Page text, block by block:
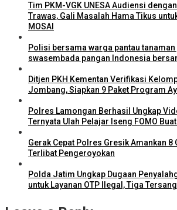
Tim PKM-VGK UNESA Audiensi
Trawas, Gali Masalah Hama Tikus
MOSAI
Polisi bersama warga pantau
swasembada pangan Indonesia
Ditjen PKH Kementan Verifikasi
Jombang, Siapkan 9 Paket Program
Polres Lamongan Berhasil Ungkap
Ternyata Ulah Pelajar Iseng FOMO
Gerak Cepat Polres Gresik Amankan 8
Terlibat Pengeroyokan
Polda Jatim Ungkap Dugaan
untuk Layanan OTP Ilegal, Tiga